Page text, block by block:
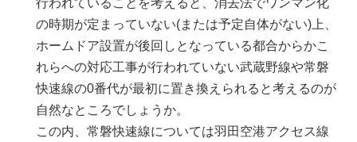
の時期が定まっていない(または予定自体がない)上、
ホームドア設置が後回しとなっている都合からかこ
れらへの対応工事が行われていない武蔵野線や常磐
快速線の0番代が最初に置き換えられると考えるのが
自然なところでしょうか。
この内、常磐快速線については羽田空港アクセス線